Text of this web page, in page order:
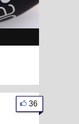
36